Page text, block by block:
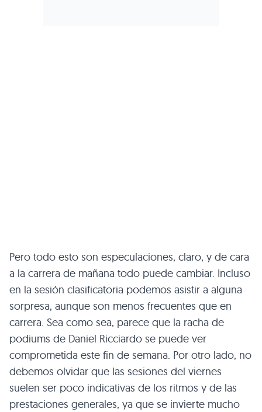
Pero todo esto son especulaciones, claro, y de cara
a la carrera de mañana todo puede cambiar. Incluso
en la sesión clasificatoria podemos asistir a alguna
sorpresa, aunque son menos frecuentes que en
carrera. Sea como sea, parece que la racha de
podiums de Daniel Ricciardo se puede ver
comprometida este fin de semana. Por otro lado, no
debemos olvidar que las sesiones del viernes
suelen ser poco indicativas de los ritmos y de las
prestaciones generales, ya que se invierte mucho